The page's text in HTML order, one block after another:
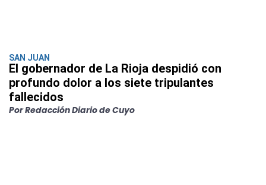
SAN JUAN
El gobernador de La Rioja despidió con
profundo dolor a los siete tripulantes
fallecidos
Por Redacción Diario de Cuyo